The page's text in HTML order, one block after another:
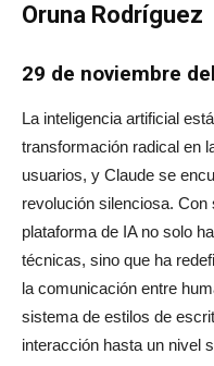
Oruna Rodríguez
29 de noviembre
La inteligencia artificial
transformación radical en
usuarios, y Claude se
revolución silenciosa.
plataforma de IA no solo
técnicas, sino que ha
la comunicación entre
sistema de estilos de
interacción hasta un nivel